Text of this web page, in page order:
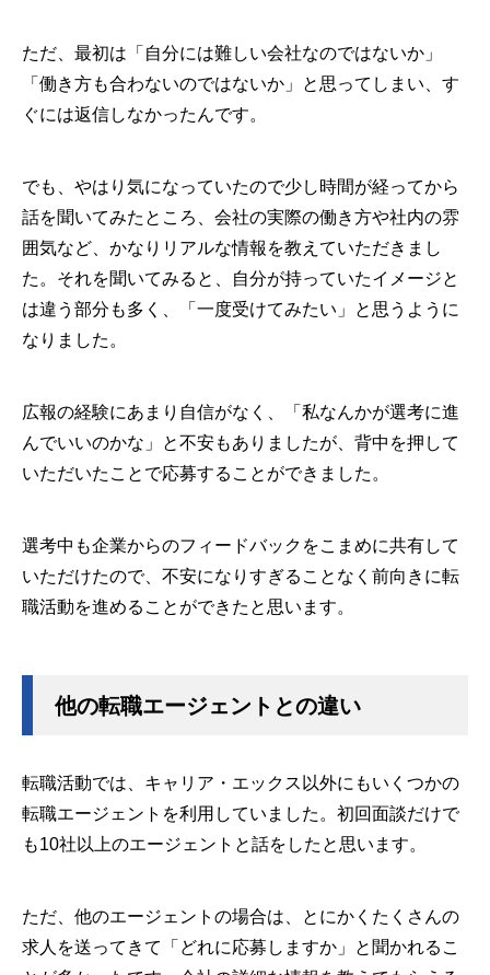
ただ、最初は「自分には難しい会社なのではないか」
「働き方も合わないのではないか」と思ってしまい、す
ぐには返信しなかったんです。
でも、やはり気になっていたので少し時間が経ってから
話を聞いてみたところ、会社の実際の働き方や社内の雰
囲気など、かなりリアルな情報を教えていただきまし
た。それを聞いてみると、自分が持っていたイメージと
は違う部分も多く、「一度受けてみたい」と思うように
なりました。
広報の経験にあまり自信がなく、「私なんかが選考に進
んでいいのかな」と不安もありましたが、背中を押して
いただいたことで応募することができました。
選考中も企業からのフィードバックをこまめに共有して
いただけたので、不安になりすぎることなく前向きに転
職活動を進めることができたと思います。
他の転職エージェントとの違い
転職活動では、キャリア・エックス以外にもいくつかの
転職エージェントを利用していました。初回面談だけで
も10社以上のエージェントと話をしたと思います。
ただ、他のエージェントの場合は、とにかくたくさんの
求人を送ってきて「どれに応募しますか」と聞かれるこ